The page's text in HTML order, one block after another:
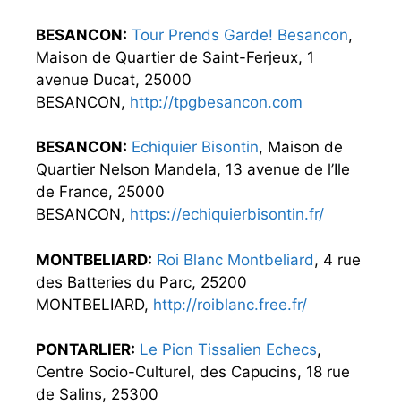
BESANCON: Tour Prends Garde! Besancon,
Maison de Quartier de Saint-Ferjeux, 1
avenue Ducat, 25000
BESANCON, http://tpgbesancon.com
BESANCON: Echiquier Bisontin, Maison de
Quartier Nelson Mandela, 13 avenue de l’Ile
de France, 25000
BESANCON, https://echiquierbisontin.fr/
MONTBELIARD: Roi Blanc Montbeliard, 4 rue
des Batteries du Parc, 25200
MONTBELIARD, http://roiblanc.free.fr/
PONTARLIER: Le Pion Tissalien Echecs,
Centre Socio-Culturel, des Capucins, 18 rue
de Salins, 25300